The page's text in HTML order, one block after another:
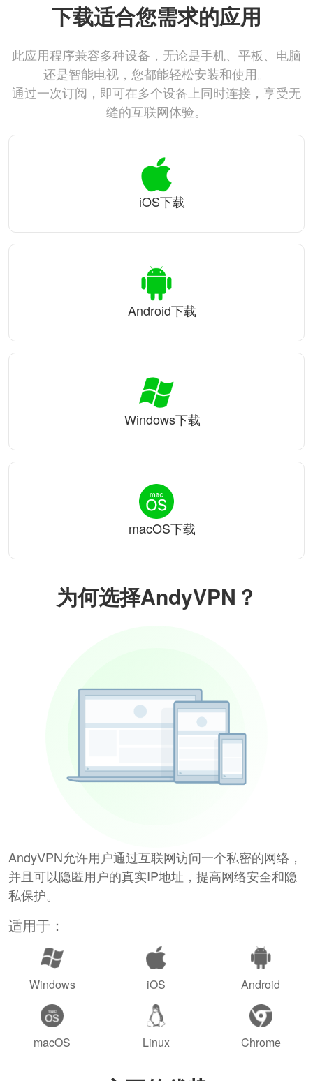
为何选择AndyVPN？
AndyVPN允许用户通过互联网访问一个私密的网络，
并且可以隐匿用户的真实IP地址，提高网络安全和隐
私保护。
适用于：
Windows iOS Android
macOS Linux Chrome
下载适合您需求的应用
此应用程序兼容多种设备，无论是手机、平板、电脑
还是智能电视，您都能轻松安装和使用。
通过一次订阅，即可在多个设备上同时连接，享受无
缝的互联网体验。
iOS下载
Android下载
Windows下载
macOS下载